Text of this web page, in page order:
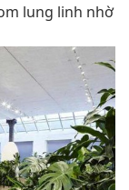
lung linh nhờ